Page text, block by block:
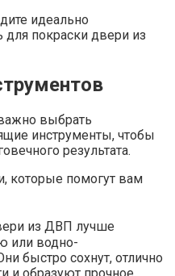
идеально
для покраски двери из
выбрать
инструменты, чтобы
результата.​
которые помогут вам
из ДВП лучше
или водно-
быстро сохнут, отлично